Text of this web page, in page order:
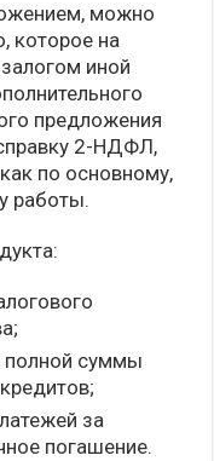
можно
которое на
иной
предложения
2-НДФЛ,
по основному,
работы.
полной суммы
за
погашение.